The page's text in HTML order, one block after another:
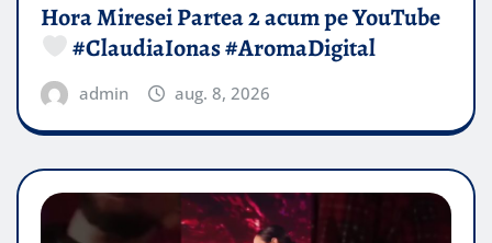
Hora Miresei Partea 2 acum pe YouTube
#ClaudiaIonas #AromaDigital
admin aug. 8, 2026